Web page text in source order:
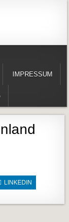
IMPRESSUM
LINKEDIN